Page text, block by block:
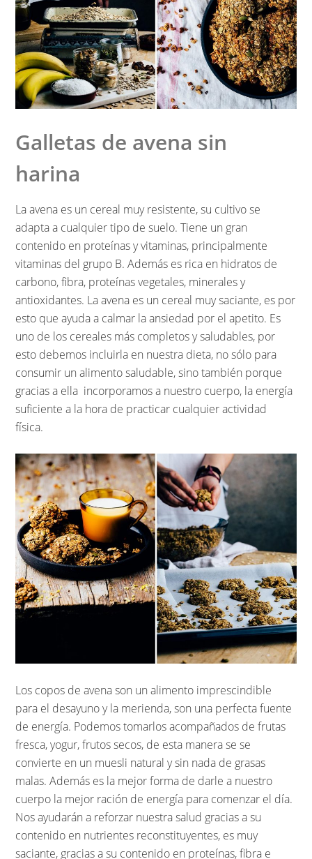
Galletas de avena sin
harina
La avena es un cereal muy resistente, su cultivo se
adapta a cualquier tipo de suelo. Tiene un gran
contenido en proteínas y vitaminas, principalmente
vitaminas del grupo B. Además es rica en hidratos de
carbono, fibra, proteínas vegetales, minerales y
antioxidantes. La avena es un cereal muy saciante, es por
esto que ayuda a calmar la ansiedad por el apetito. Es
uno de los cereales más completos y saludables, por
esto debemos incluirla en nuestra dieta, no sólo para
consumir un alimento saludable, sino también porque
gracias a ella incorporamos a nuestro cuerpo, la energía
suficiente a la hora de practicar cualquier actividad
física.
Los copos de avena son un alimento imprescindible
para el desayuno y la merienda, son una perfecta fuente
de energía. Podemos tomarlos acompañados de frutas
fresca, yogur, frutos secos, de esta manera se se
convierte en un muesli natural y sin nada de grasas
malas. Además es la mejor forma de darle a nuestro
cuerpo la mejor ración de energía para comenzar el día.
Nos ayudarán a reforzar nuestra salud gracias a su
contenido en nutrientes reconstituyentes, es muy
saciante, gracias a su contenido en proteínas, fibra e